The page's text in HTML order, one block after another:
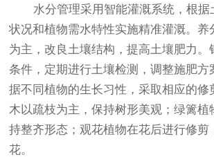
水分管理采用智能灌溉系统，根据
状况和植物需水特性实施精准灌溉。养
为主，改良土壤结构，提高土壤肥力。
条件，定期进行土壤检测，调整施肥方
据不同植物的生长习性，采取相应的修
木以疏枝为主，保持树形美观；绿篱植
持整齐形态；观花植物在花后进行修剪
花。